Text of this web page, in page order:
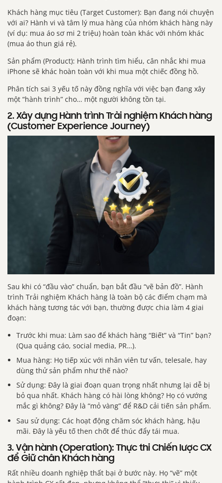
Khách hàng mục tiêu (Target Customer): Bạn đang nói chuyện
với ai? Hành vi và tâm lý mua hàng của nhóm khách hàng này
(ví dụ: mua áo sơ mi 2 triệu) hoàn toàn khác với nhóm khác
(mua áo thun giá rẻ).
Sản phẩm (Product): Hành trình tìm hiểu, cân nhắc khi mua
iPhone sẽ khác hoàn toàn với khi mua một chiếc đồng hồ.
Phân tích sai 3 yếu tố này đồng nghĩa với việc bạn đang xây
một “hành trình” cho… một người không tồn tại.
2. Xây dựng Hành trình Trải nghiệm Khách hàng
(Customer Experience Journey)
Sau khi có “đầu vào” chuẩn, bạn bắt đầu “vẽ bản đồ”. Hành
trình Trải nghiệm Khách hàng là toàn bộ các điểm chạm mà
khách hàng tương tác với bạn, thường được chia làm 4 giai
đoạn:
Trước khi mua: Làm sao để khách hàng “Biết” và “Tin” bạn?
(Qua quảng cáo, social media, PR…).
Mua hàng: Họ tiếp xúc với nhân viên tư vấn, telesale, hay
dùng thử sản phẩm như thế nào?
Sử dụng: Đây là giai đoạn quan trọng nhất nhưng lại dễ bị
bỏ qua nhất. Khách hàng có hài lòng không? Họ có vướng
mắc gì không? Đây là “mỏ vàng” để R&D cải tiến sản phẩm.
Sau sử dụng: Các hoạt động chăm sóc khách hàng, hậu
mãi. Đây là yếu tố then chốt để thúc đẩy tái mua.
3. Vận hành (Operation): Thực thi Chiến lược CX
để Giữ chân Khách hàng
Rất nhiều doanh nghiệp thất bại ở bước này. Họ “vẽ” một